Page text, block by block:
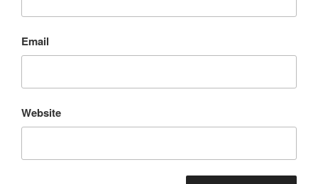
Email
Website